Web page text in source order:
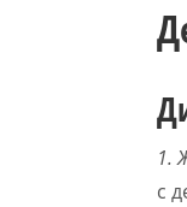
1.
с